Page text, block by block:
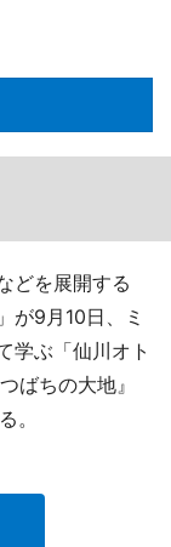
どを展開する
が9月10日、ミ
学ぶ「仙川オト
ばちの大地』
。